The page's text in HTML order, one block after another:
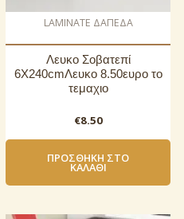
LAMINATE ΔΑΠΕΔΑ
Λευκο Σοβατεπί
6X240cmΛευκο 8.50ευρο το
τεμαχιο
€8.50
ΠΡΟΣΘΉΚΗ ΣΤΟ
ΚΑΛΆΘΙ